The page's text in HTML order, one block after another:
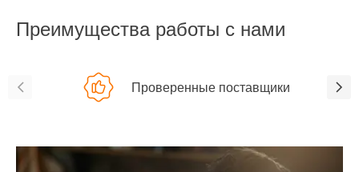
Преимущества работы с нами
Проверенные поставщики